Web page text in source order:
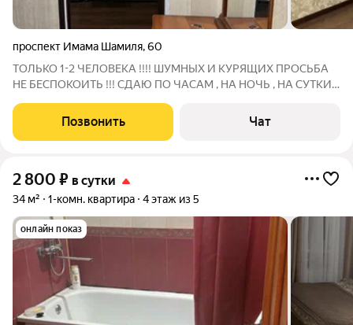
проспект Имама Шамиля,60
ТОЛЬКО 1-2 ЧЕЛОВЕКА !!!! ШУМНЫХ И КУРЯЩИХ ПРОСЬБА
НЕ БЕСПОКОИТЬ !!! СДАЮ ПО ЧАСАМ , НА НОЧЬ , НА СУТКИ
КРОВАТЬЮ 99 Подробности по телефону
Позвонить Чат
2 800 ₽ в сутки
34 м² 1-комн. квартира 4 этаж из 5
онлайн показ